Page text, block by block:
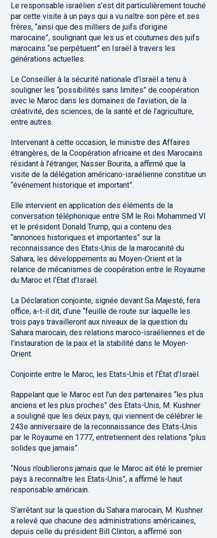
Le responsable israélien s’est dit particulièrement touché
par cette visite à un pays qui a vu naître son père et ses
frères, “ainsi que des milliers de juifs d’origine
marocaine”, soulignant que les us et coutumes des juifs
marocains “se perpétuent” en Israël à travers les
générations actuelles.
Le Conseiller à la sécurité nationale d’Israël a tenu à
souligner les “possibilités sans limites” de coopération
avec le Maroc dans les domaines de l’aviation, de la
créativité, des sciences, de la santé et de l’agriculture,
entre autres.
Intervenant à cette occasion, le ministre des Affaires
étrangères, de la Coopération africaine et des Marocains
résidant à l’étranger, Nasser Bourita, a affirmé que la
visite de la délégation américano-israélienne constitue un
“événement historique et important”.
Elle intervient en application des éléments de la
conversation téléphonique entre SM le Roi Mohammed VI
et le président Donald Trump, qui a contenu des
“annonces historiques et importantes” sur la
reconnaissance des Etats-Unis de la marocanité du
Sahara, les développements au Moyen-Orient et la
relance de mécanismes de coopération entre le Royaume
du Maroc et l’Etat d’Israël.
La Déclaration conjointe, signée devant Sa Majesté, fera
office, a-t-il dit, d’une “feuille de route sur laquelle les
trois pays travailleront aux niveaux de la question du
Sahara marocain, des relations maroco-israéliennes et de
l’instauration de la paix et la stabilité dans le Moyen-
Orient.
Conjointe entre le Maroc, les Etats-Unis et l’État d’Israël.
Rappelant que le Maroc est l’un des partenaires “les plus
anciens et les plus proches” des Etats-Unis, M. Kushner
a souligné que les deux pays, qui viennent de célébrer le
243e anniversaire de la reconnaissance des Etats-Unis
par le Royaume en 1777, entretiennent des relations “plus
solides que jamais”.
“Nous n’oublierons jamais que le Maroc ait été le premier
pays à reconnaître les Etats-Unis”, a affirmé le haut
responsable américain.
S’arrêtant sur la question du Sahara marocain, M. Kushner
a relevé que chacune des administrations américaines,
depuis celle du président Bill Clinton, a affirmé son